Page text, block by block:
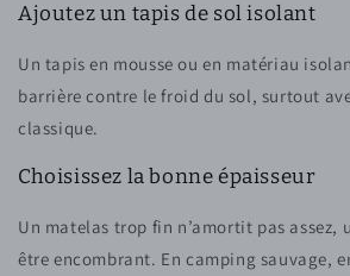
Ajoutez un tapis de sol isolant
Un tapis en mousse ou en matériau
barrière contre le froid du sol, surtout
classique.
Choisissez la bonne épaisseur
Un matelas trop fin n’amortit pas assez,
être encombrant. En camping sauvage,